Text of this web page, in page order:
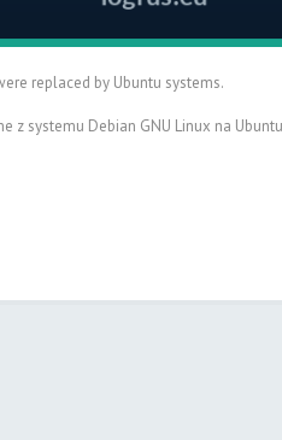
replaced by Ubuntu systems.
systemu Debian GNU Linux na